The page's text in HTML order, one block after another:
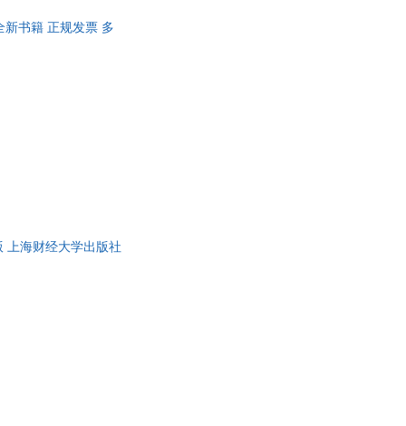
新书籍 正规发票 多
上海财经大学出版社